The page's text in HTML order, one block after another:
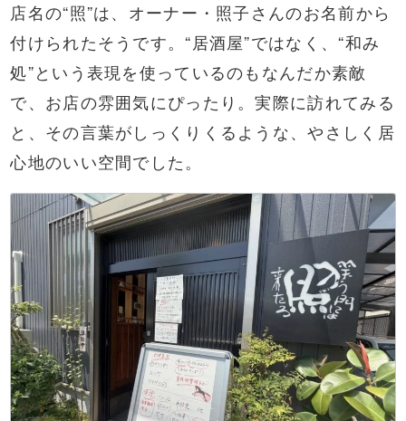
店名の“照”は、オーナー・照子さんのお名前から
付けられたそうです。“居酒屋”ではなく、“和み
処”という表現を使っているのもなんだか素敵
で、お店の雰囲気にぴったり。実際に訪れてみる
と、その言葉がしっくりくるような、やさしく居
心地のいい空間でした。